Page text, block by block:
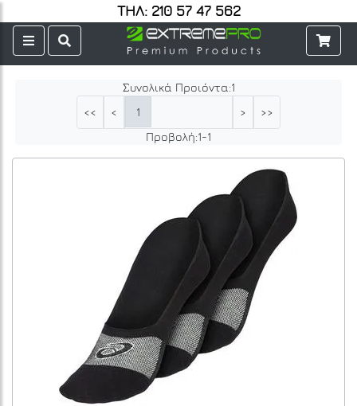
ΤΗΛ: 210 57 47 562
Συνολικά Προιόντα:1
<<
< 1 >
>>
Προβολή:1-1